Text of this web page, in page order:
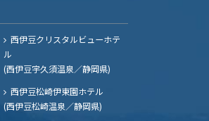
西伊豆クリスタルビューホテ
ル
(西伊豆宇久須温泉／静岡県)
西伊豆松崎伊東園ホテル
(西伊豆松崎温泉／静岡県)